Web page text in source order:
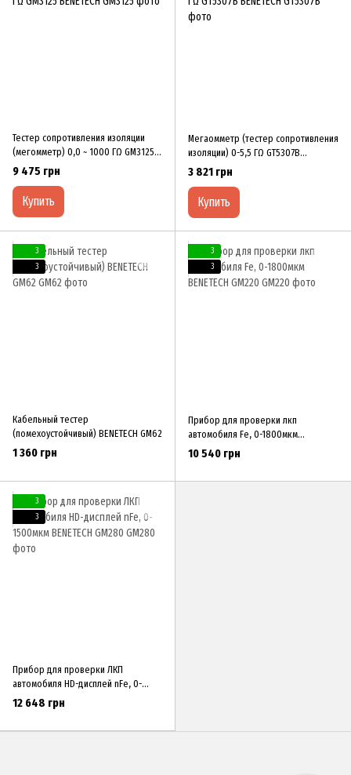
Тестер сопротивления изоляции
(мегомметр) 0,0 ~ 1000 ГΩ GM3125
BENETECH
9 475 грн
Купить
Мегаомметр (тестер сопротивления
изоляции) 0-5,5 ГΩ GT5307B
BENETECH
3 821 грн
Купить
3
3
Кабельный тестер
(помехоустойчивый) BENETECH GM62
1 360 грн
3
3
Прибор для проверки лкп
автомобиля Fe, 0-1800мкм
BENETECH GM220
10 540 грн
3
3
Прибор для проверки ЛКП
автомобиля HD-дисплей nFe, 0-
1500мкм BENETECH GM280
12 648 грн